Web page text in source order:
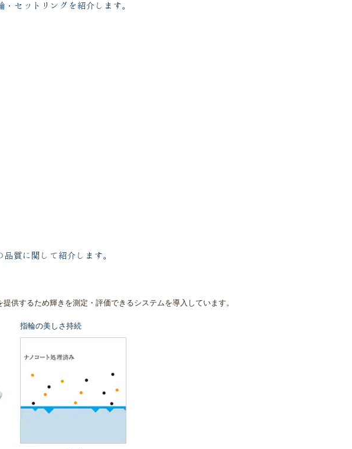
セットリングを紹介します。
質に関して紹介します。
供するため輝きを測定・評価できるシステムを導入しています。
指輪の美しさ持続